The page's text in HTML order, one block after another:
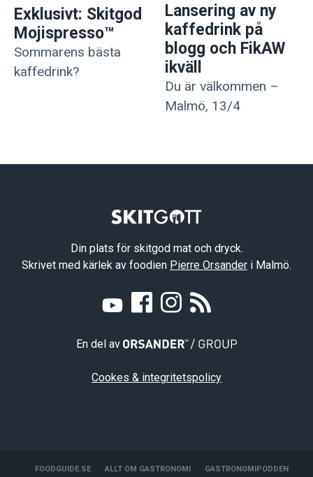
Exklusivt: Skitgod
Mojispresso™
Sommarens bästa
kaffedrink?
Lansering av ny
kaffedrink på
blogg och FikAW
ikväll
Du är välkommen –
Malmö, 13/4
Din plats för skitgod mat och dryck.
Skrivet med kärlek av foodien Pierre Orsander i Malmö.
En del av
Cookes & integritetspolicy
FOODGUIDE.SE ALLT OM GASTRONOMI GASTRONOMIPODDEN